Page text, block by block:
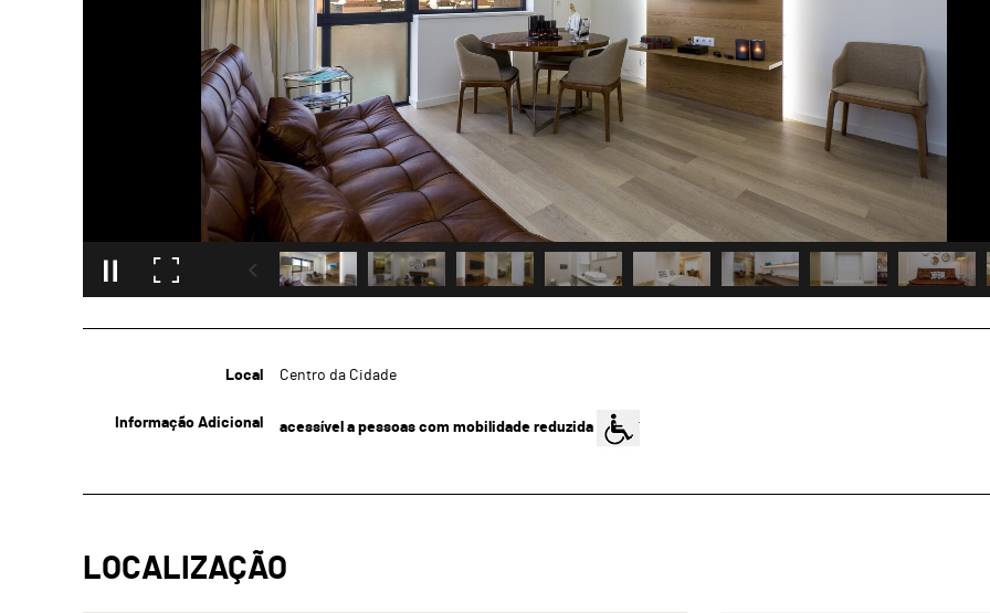
Local Centro da Cidade
Informação Adicional acessível a pessoas com mobilidade reduzida